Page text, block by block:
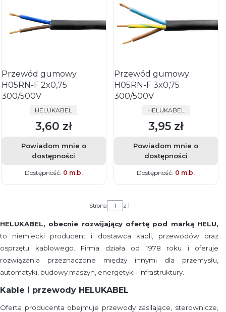
Przewód gumowy
H05RN-F 2x0,75
300/500V
PRODUCENT
HELUKABEL
Cena
3,60 zł
Powiadom mnie o
dostępności
Dostępność: 0 m.b.
Przewód gumowy
H05RN-F 3x0,75
300/500V
PRODUCENT
HELUKABEL
Cena
3,95 zł
Powiadom mnie o
dostępności
Dostępność: 0 m.b.
Strona z 1
HELUKABEL, obecnie rozwijający ofertę pod marką HELU,
to niemiecki producent i dostawca kabli, przewodów oraz
osprzętu kablowego. Firma działa od 1978 roku i oferuje
rozwiązania przeznaczone między innymi dla przemysłu,
automatyki, budowy maszyn, energetyki i infrastruktury.
Kable i przewody HELUKABEL
Oferta producenta obejmuje przewody zasilające, sterownicze,